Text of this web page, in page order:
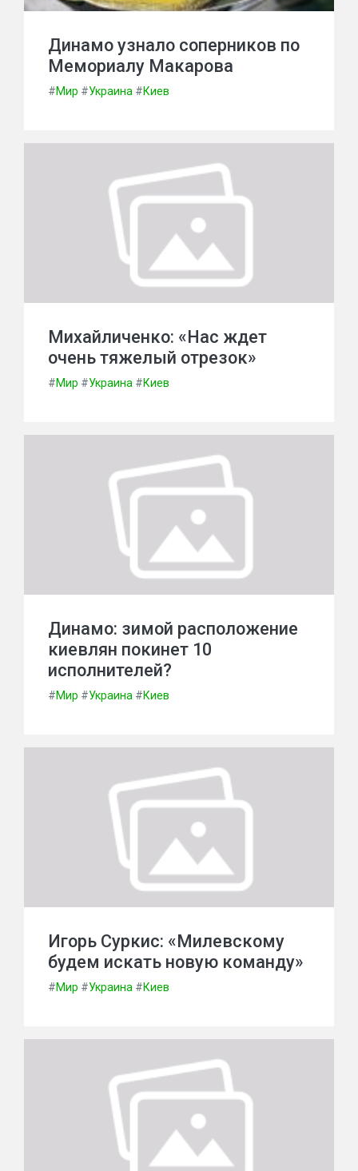
Динамо узнало соперников по
Мемориалу Макарова
#Мир #Украина #Киев
Михайличенко: «Нас ждет
очень тяжелый отрезок»
#Мир #Украина #Киев
Динамо: зимой расположение
киевлян покинет 10
исполнителей?
#Мир #Украина #Киев
Игорь Суркис: «Милевскому
будем искать новую команду»
#Мир #Украина #Киев